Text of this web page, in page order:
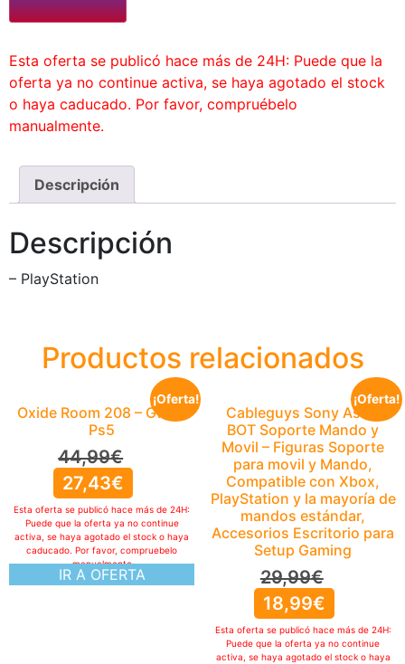
Esta oferta se publicó hace más de 24H: Puede que la
oferta ya no continue activa, se haya agotado el stock
o haya caducado. Por favor, compruébelo
manualmente.
Descripción
Descripción
– PlayStation
Productos relacionados
¡Oferta!
Oxide Room 208 – Gioco
Ps5
44,99€
27,43€
IR A OFERTA
Esta oferta se publicó hace más de 24H:
Puede que la oferta ya no continue
activa, se haya agotado el stock o haya
caducado. Por favor, compruebelo
manualmente
¡Oferta!
Cableguys Sony Astro
BOT Soporte Mando y
Movil – Figuras Soporte
para movil y Mando,
Compatible con Xbox,
PlayStation y la mayoría de
mandos estándar,
Accesorios Escritorio para
Setup Gaming
29,99€
18,99€
Esta oferta se publicó hace más de 24H:
Puede que la oferta ya no continue
activa, se haya agotado el stock o haya